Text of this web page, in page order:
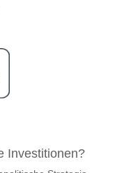
Investitionen?